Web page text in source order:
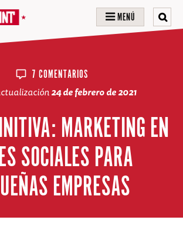
MENÚ
7 COMENTARIOS
24 de febrero de 2021
MARKETING EN
SOCIALES PARA
EMPRESAS